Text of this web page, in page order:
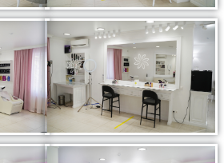
- глубокое восстановление
кожи
- коррекция формы и объема губ
основе стабилизированной
кислоты
- глубокое увлажнение кожи
основе нестабилизированной
кислоты